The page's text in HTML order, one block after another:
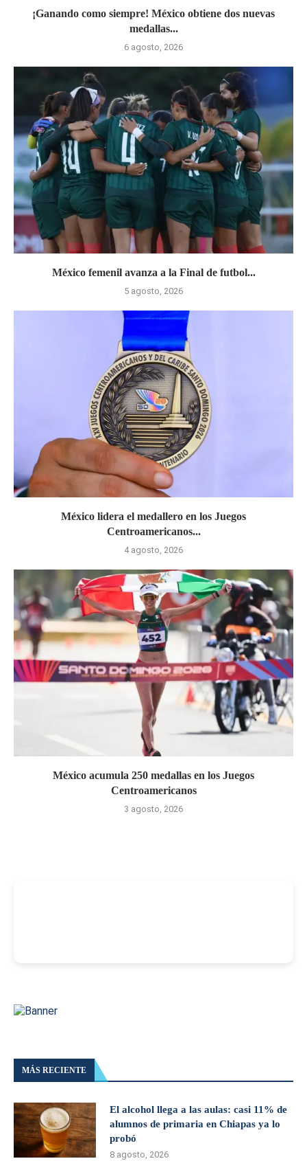
¡Ganando como siempre! México obtiene dos nuevas
medallas...
6 agosto, 2026
México femenil avanza a la Final de futbol...
5 agosto, 2026
México lidera el medallero en los Juegos
Centroamericanos...
4 agosto, 2026
México acumula 250 medallas en los Juegos
Centroamericanos
3 agosto, 2026
MÁS RECIENTE
El alcohol llega a las aulas: casi 11% de
alumnos de primaria en Chiapas ya lo
probó
8 agosto, 2026